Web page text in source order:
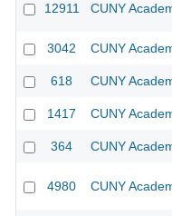
12911 CUNY
3042 CUNY
618 CUNY
1417 CUNY
364 CUNY
4980 CUNY